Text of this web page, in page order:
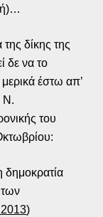
δίκης της
δε να το
μερικά έστω απ’
Ν.
του
δημοκρατία
των
)